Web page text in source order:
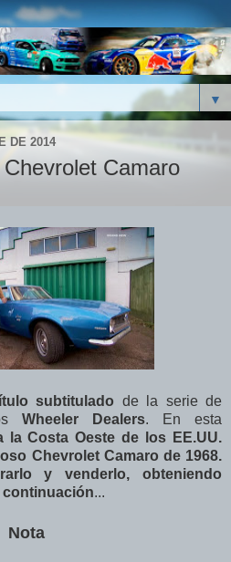
▼
DE 2014
Camaro
subtitulado de la serie de
Wheeler Dealers. En esta
la Costa Oeste de los EE.UU.
Chevrolet Camaro de 1968.
y venderlo, obteniendo
continuación...
Nota